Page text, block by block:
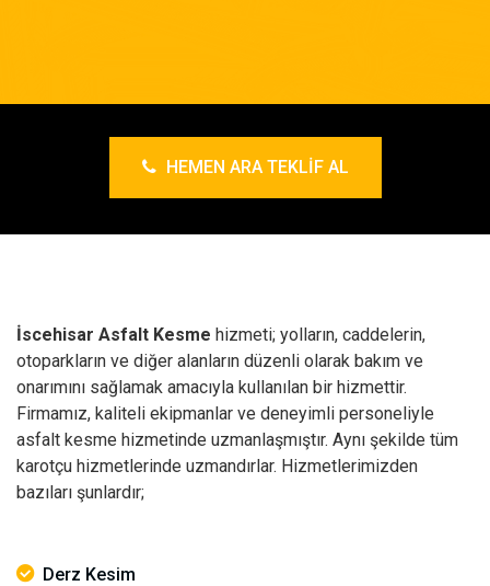
HEMEN ARA TEKLIF AL
İscehisar Asfalt Kesme hizmeti; yolların, caddelerin,
otoparkların ve diğer alanların düzenli olarak bakım ve
onarımını sağlamak amacıyla kullanılan bir hizmettir.
Firmamız, kaliteli ekipmanlar ve deneyimli personeliyle
asfalt kesme hizmetinde uzmanlaşmıştır. Aynı şekilde tüm
karotçu hizmetlerinde uzmandırlar. Hizmetlerimizden
bazıları şunlardır;
Derz Kesim